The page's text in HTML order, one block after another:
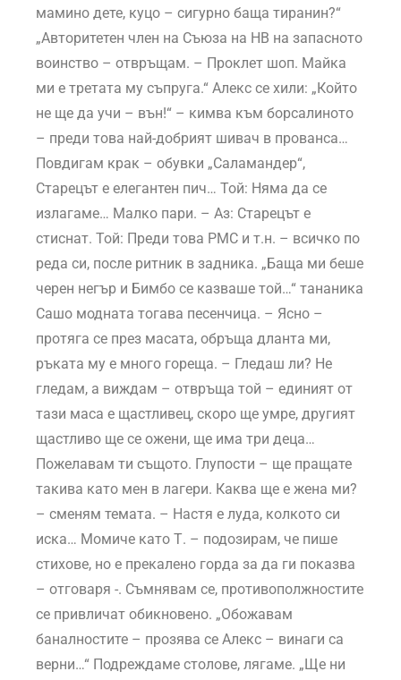
мамино дете, куцо – сигурно баща тиранин?“
„Авторитетен член на Съюза на НВ на запасното
воинство – отвръщам. – Проклет шоп. Майка
ми е третата му съпруга.“ Алекс се хили: „Който
не ще да учи – вън!“ – кимва към борсалиното
– преди това най-добрият шивач в прованса…
Повдигам крак – обувки „Саламандер“,
Старецът е елегантен пич… Той: Няма да се
излагаме… Малко пари. – Аз: Старецът е
стиснат. Той: Преди това РМС и т.н. – всичко по
реда си, после ритник в задника. „Баща ми беше
черен негър и Бимбо се казваше той…“ тананика
Сашо модната тогава песенчица. – Ясно –
протяга се през масата, обръща дланта ми,
ръката му е много гореща. – Гледаш ли? Не
гледам, а виждам – отвръща той – единият от
тази маса е щастливец, скоро ще умре, другият
щастливо ще се ожени, ще има три деца…
Пожелавам ти същото. Глупости – ще пращате
такива като мен в лагери. Каква ще е жена ми?
– сменям темата. – Настя е луда, колкото си
иска… Момиче като Т. – подозирам, че пише
стихове, но е прекалено горда за да ги показва
– отговаря -. Съмнявам се, противополжностите
се привличат обикновено. „Обожавам
баналностите – прозява се Алекс – винаги са
верни…“ Подреждаме столове, лягаме. „Ще ни